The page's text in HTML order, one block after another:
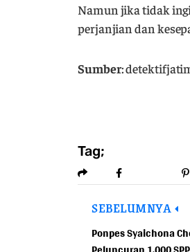
Namun jika tidak
perjanjian dan
Sumber:
Tag;
SEBELUMNYA
Ponpes Syaichona